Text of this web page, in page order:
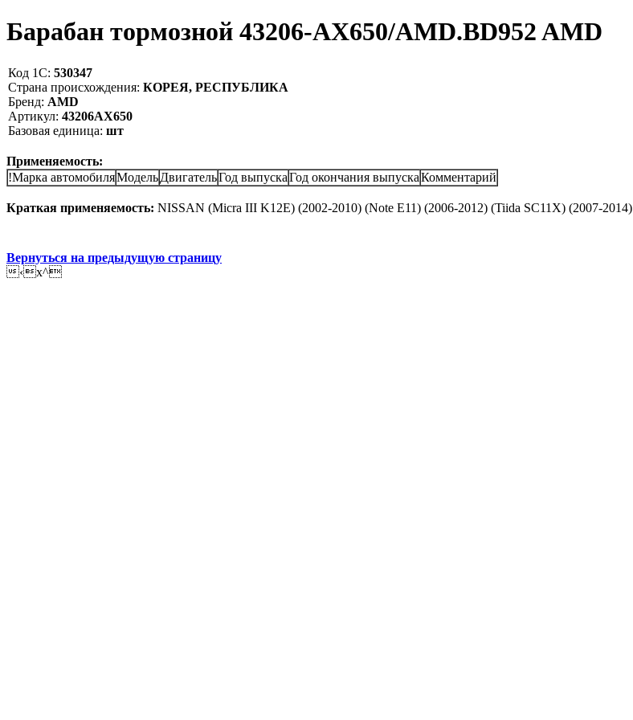
Барабан тормозной 43206-AX650/AMD.BD952 AMD
Код 1С: 530347
Страна происхождения: КОРЕЯ, РЕСПУБЛИКА
Бренд: AMD
Артикул: 43206AX650
Базовая единица: шт
Применяемость:
!Марка автомобиляМодельДвигательГод выпускаГод окончания выпускаКомментарий
Краткая применяемость: NISSAN (Micra III K12E) (2002-2010) (Note E11) (2006-2012) (Tiida SC11X) (2007-2014)
Вернуться на предыдущую страницу
‹x^